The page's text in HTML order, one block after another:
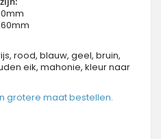
rood, blauw, geel, bruin,
eik, mahonie, kleur naar
grotere maat bestellen.